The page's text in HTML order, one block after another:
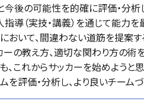
後の可能性を的確に評価・分析
指導（実技・講義）を通じて能力
おいて、間違わない道筋を提案す
の教え方、適切な関わり方の術を
、これからサッカーを始めようと
を評価・分析し、より良いチームづ